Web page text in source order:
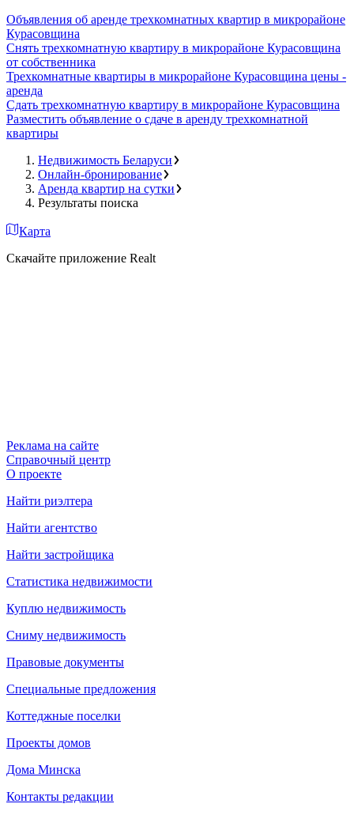
Объявления об аренде трехкомнатных квартир в микрорайоне
Курасовщина
Снять трехкомнатную квартиру в микрорайоне Курасовщина
от собственника
Трехкомнатные квартиры в микрорайоне Курасовщина цены -
аренда
Сдать трехкомнатную квартиру в микрорайоне Курасовщина
Разместить объявление о сдаче в аренду трехкомнатной
квартиры
Недвижимость Беларуси
Онлайн-бронирование
Аренда квартир на сутки
Результаты поиска
Карта
Скачайте приложение Realt
Реклама на сайте
Справочный центр
О проекте
Найти риэлтера
Найти агентство
Найти застройщика
Статистика недвижимости
Куплю недвижимость
Сниму недвижимость
Правовые документы
Специальные предложения
Коттеджные поселки
Проекты домов
Дома Минска
Контакты редакции